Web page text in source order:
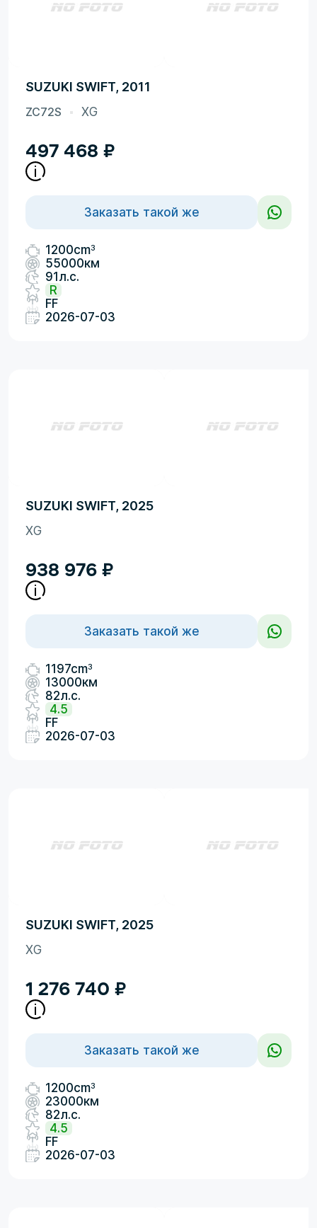
SUZUKI SWIFT, 2011
ZC72S XG
497 468 ₽
Заказать такой же
1200cm3
55000км
91л.с.
R
FF
2026-07-03
SUZUKI SWIFT, 2025
XG
938 976 ₽
Заказать такой же
1197cm3
13000км
82л.с.
4.5
FF
2026-07-03
SUZUKI SWIFT, 2025
XG
1 276 740 ₽
Заказать такой же
1200cm3
23000км
82л.с.
4.5
FF
2026-07-03